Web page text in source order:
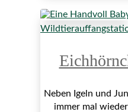
Neben Igeln und
immer mal